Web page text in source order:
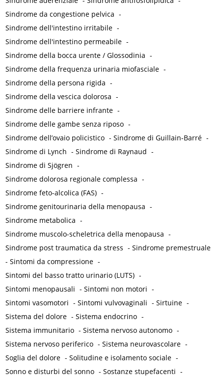
Sindrome da congestione pelvica -
Sindrome dell'intestino irritabile -
Sindrome dell'intestino permeabile -
Sindrome della bocca urente / Glossodinia -
Sindrome della frequenza urinaria miofasciale -
Sindrome della persona rigida -
Sindrome della vescica dolorosa -
Sindrome delle barriere infrante -
Sindrome delle gambe senza riposo -
Sindrome dell’ovaio policistico -Sindrome di Guillain-Barré -
Sindrome di Lynch -Sindrome di Raynaud -
Sindrome di Sjögren -
Sindrome dolorosa regionale complessa -
Sindrome feto-alcolica (FAS) -
Sindrome genitourinaria della menopausa -
Sindrome metabolica -
Sindrome muscolo-scheletrica della menopausa -
Sindrome post traumatica da stress -Sindrome premestruale
-Sintomi da compressione -
Sintomi del basso tratto urinario (LUTS) -
Sintomi menopausali -Sintomi non motori -
Sintomi vasomotori -Sintomi vulvovaginali -Sirtuine -
Sistema del dolore -Sistema endocrino -
Sistema immunitario -Sistema nervoso autonomo -
Sistema nervoso periferico -Sistema neurovascolare -
Soglia del dolore -Solitudine e isolamento sociale -
Sonno e disturbi del sonno -Sostanze stupefacenti -